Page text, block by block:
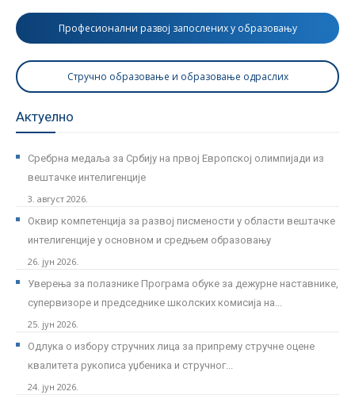
Професионални развој запослених у образовању
Стручно образовање и образовање одраслих
Актуелно
Сребрна медаља за Србију на првој Европској олимпијади из
вештачке интелигенције
3. август 2026.
Оквир компетенција за развој писмености у области вештачке
интелигенције у основном и средњем образовању
26. јун 2026.
Уверења за полазнике Програмa обуке за дежурне наставнике,
супервизоре и председнике школских комисија на...
25. јун 2026.
Одлука о избору стручних лица за припрему стручне оцене
квалитета рукописа уџбеника и стручног...
24. јун 2026.